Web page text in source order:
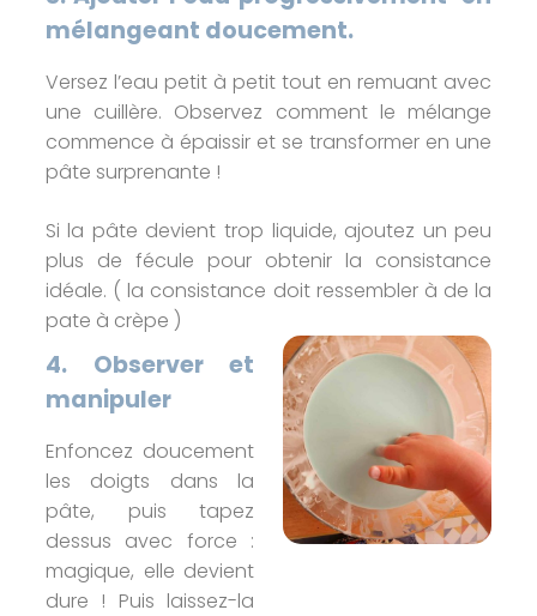
mélangeant doucement.
Versez l’eau petit à petit tout en remuant avec
une cuillère. Observez comment le mélange
commence à épaissir et se transformer en une
pâte surprenante !
Si la pâte devient trop liquide, ajoutez un peu
plus de fécule pour obtenir la consistance
idéale. ( la consistance doit ressembler à de la
pate à crèpe )
4. Observer et
manipuler
Enfoncez doucement
les doigts dans la
pâte, puis tapez
dessus avec force :
magique, elle devient
dure ! Puis laissez-la